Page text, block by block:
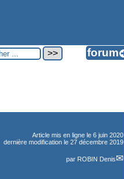
Article mis en ligne le 6 juin 2020
dernière modification le 27 décembre 2019
par ROBIN Denis